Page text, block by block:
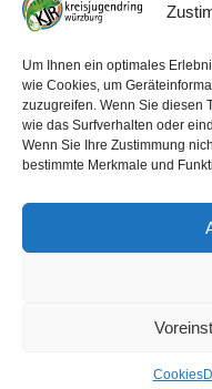
Um Ihnen ein optimales
wie Cookies, um
zuzugreifen. Wenn Sie diesen
wie das Surfverhalten oder
Wenn Sie Ihre Zustimmung
bestimmte Merkmale und
Cookies
Klicke hier,